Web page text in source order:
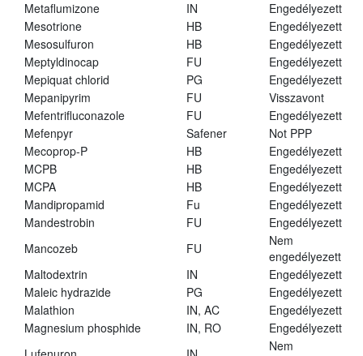
Metaflumizone
IN
Engedélyezett
Mesotrione
HB
Engedélyezett
Mesosulfuron
HB
Engedélyezett
Meptyldinocap
FU
Engedélyezett
Mepiquat chlorid
PG
Engedélyezett
Mepanipyrim
FU
Visszavont
Mefentrifluconazole
FU
Engedélyezett
Mefenpyr
Safener
Not PPP
Mecoprop-P
HB
Engedélyezett
MCPB
HB
Engedélyezett
MCPA
HB
Engedélyezett
Mandipropamid
Fu
Engedélyezett
Mandestrobin
FU
Engedélyezett
Mancozeb
FU
Nem
engedélyezett
Maltodextrin
IN
Engedélyezett
Maleic hydrazide
PG
Engedélyezett
Malathion
IN, AC
Engedélyezett
Magnesium phosphide
IN, RO
Engedélyezett
Nem